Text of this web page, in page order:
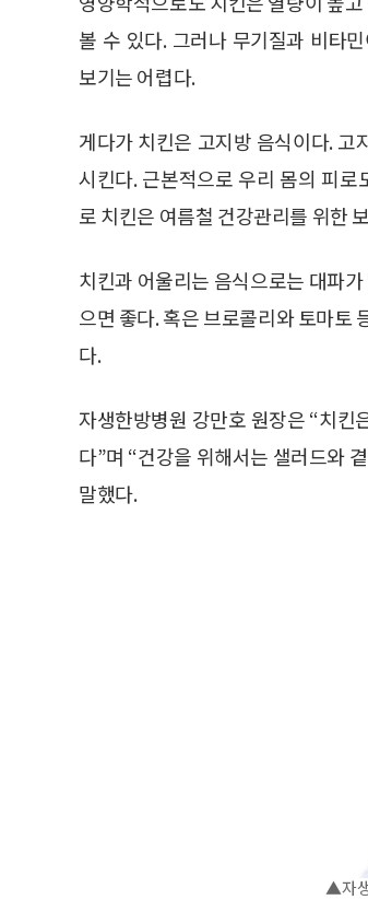
볼 수 있다. 그러나 무기질과 비타
보기는 어렵다.
게다가 치킨은 고지방 음식이다.
시킨다. 근본적으로 우리 몸의 피
로 치킨은 여름철 건강관리를 위한
치킨과 어울리는 음식으로는 대파
으면 좋다. 혹은 브로콜리와 토마토
다.
자생한방병원 강만호 원장은 “치킨
다”며 “건강을 위해서는 샐러드와
말했다.
▲자